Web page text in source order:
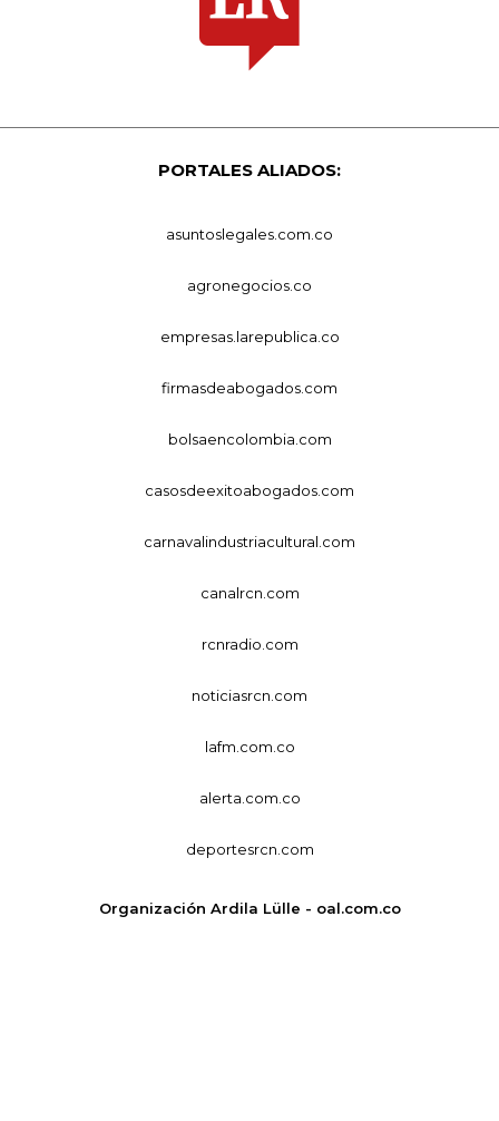
PORTALES ALIADOS:
asuntoslegales.com.co
agronegocios.co
empresas.larepublica.co
firmasdeabogados.com
bolsaencolombia.com
casosdeexitoabogados.com
carnavalindustriacultural.com
canalrcn.com
rcnradio.com
noticiasrcn.com
lafm.com.co
alerta.com.co
deportesrcn.com
Organización Ardila Lülle - oal.com.co